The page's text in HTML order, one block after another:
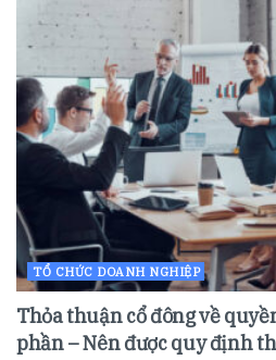
TỔ CHỨC DOANH NGHIỆP
Thỏa thuận cổ đông về
phần – Nên được quy định